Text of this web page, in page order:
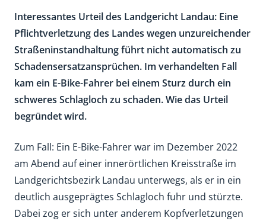
Interessantes Urteil des Landgericht Landau: Eine
Pflichtverletzung des Landes wegen unzureichender
Straßeninstandhaltung führt nicht automatisch zu
Schadensersatzansprüchen. Im verhandelten Fall
kam ein E-Bike-Fahrer bei einem Sturz durch ein
schweres Schlagloch zu schaden. Wie das Urteil
begründet wird.
Zum Fall: Ein E-Bike-Fahrer war im Dezember 2022
am Abend auf einer innerörtlichen Kreisstraße im
Landgerichtsbezirk Landau unterwegs, als er in ein
deutlich ausgeprägtes Schlagloch fuhr und stürzte.
Dabei zog er sich unter anderem Kopfverletzungen